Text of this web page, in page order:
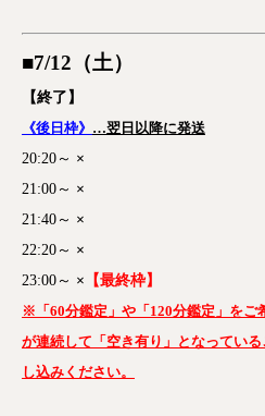
■7/12（土）
【終了】
《後日枠》 …翌日以降に発送
20:20～ ×
21:00～ ×
21:40～ ×
22:20～ ×
23:00～ × 【最終枠】
※「60分鑑定」や「120分鑑定」をご
が連続して「空き有り」となってい
し込みください。